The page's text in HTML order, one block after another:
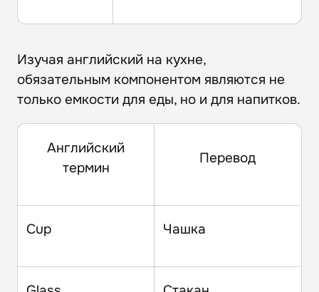
Изучая английский на кухне,
обязательным компонентом являются не
только емкости для еды, но и для напитков.
Английский
термин
Перевод
Cup Чашка